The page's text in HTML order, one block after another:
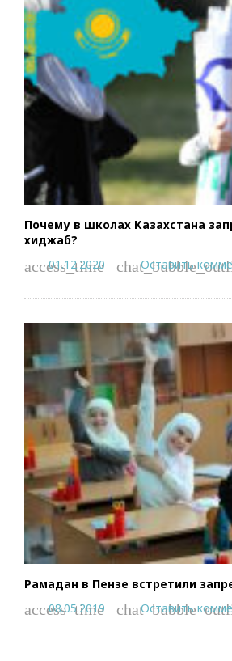
Почему в школах Казахстана
хиджаб?
access_time
01.12.2020 Оставить
Рамадан в Пензе встретили
access_time
08.05.2019 Оставить